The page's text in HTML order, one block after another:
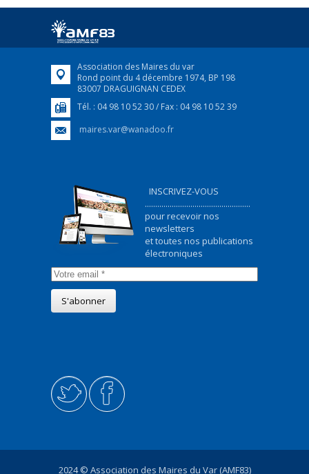
Afin d’accompagner au mieux les réfugiés
FEUILLETER
Association des Maires du var
Rond point du 4 décembre 1974, BP 198
83007 DRAGUIGNAN CEDEX
Tél. : 04 98 10 52 30 / Fax : 04 98 10 52 39
maires.var@wanadoo.fr
INSCRIVEZ-VOUS
...................................................
pour recevoir nos
newsletters
et toutes nos publications
électroniques
2024 © Association des Maires du Var (AMF83)